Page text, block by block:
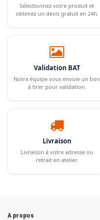
Sélectionnez votre produit et
obtenez un devis gratuit en 24h.
Validation BAT
Notre équipe vous envoie un bon
à tirer pour validation.
Livraison
Livraison à votre adresse ou
retrait en atelier.
A propos